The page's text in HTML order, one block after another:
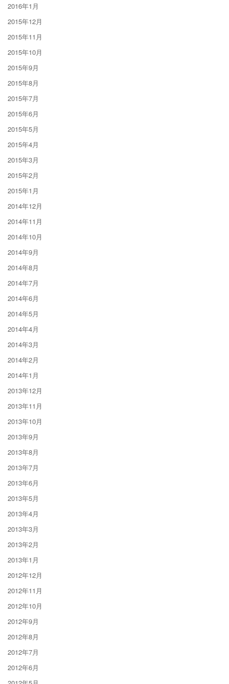
2016年1月
2015年12月
2015年11月
2015年10月
2015年9月
2015年8月
2015年7月
2015年6月
2015年5月
2015年4月
2015年3月
2015年2月
2015年1月
2014年12月
2014年11月
2014年10月
2014年9月
2014年8月
2014年7月
2014年6月
2014年5月
2014年4月
2014年3月
2014年2月
2014年1月
2013年12月
2013年11月
2013年10月
2013年9月
2013年8月
2013年7月
2013年6月
2013年5月
2013年4月
2013年3月
2013年2月
2013年1月
2012年12月
2012年11月
2012年10月
2012年9月
2012年8月
2012年7月
2012年6月